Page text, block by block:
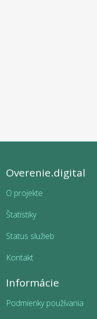
Overenie.digital
O projekte
Štatistiky
Status služieb
Kontakt
Informácie
Podmienky používania